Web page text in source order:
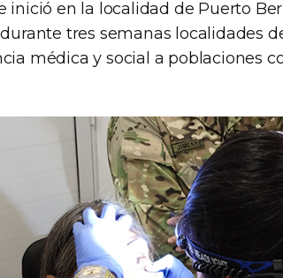
inició en la localidad de Puerto
tres semanas localidades
médica y social a poblaciones